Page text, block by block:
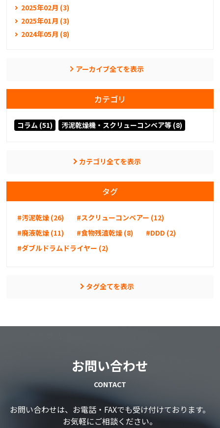
2025年02月 (3)
2025年01月 (3)
2024年05月 (8)
アーカイブ全てを表示
カテゴリ
コラム (51) 汚泥乾燥機・スクリューコンベア等 (8)
カテゴリ全てを表示
タグ
#汚泥乾燥 (26)
#スクリューコンベアー (12)
#廃液乾燥 (11)
#食物残渣乾燥 (8)
#DDD (2)
#ダブルドラムドライヤー (2)
タグ全てを表示
お問い合わせ
CONTACT
お問い合わせは、お電話・FAXでも受け付けております。
お気軽にご相談ください。